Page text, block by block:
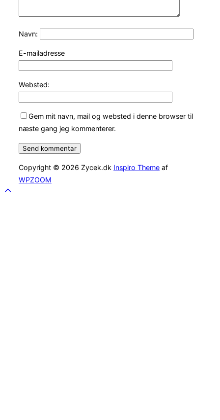
Navn:
E-mailadresse
Websted:
Gem mit navn, mail og websted i denne browser til
næste gang jeg kommenterer.
Copyright © 2026 Zycek.dk Inspiro Theme af
WPZOOM